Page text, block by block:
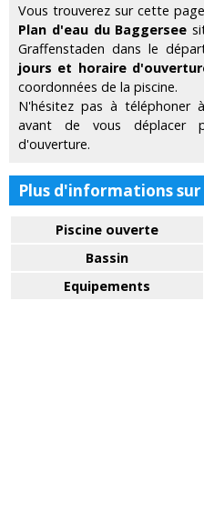
Vous trouverez sur cette
Plan d'eau du Baggersee
Graffenstaden dans le
jours et horaire
coordonnées de la piscine.
N'hésitez pas à téléphoner
avant de vous déplacer
d'ouverture.
Plus d'informations
Piscine ouverte
Bassin
Equipements